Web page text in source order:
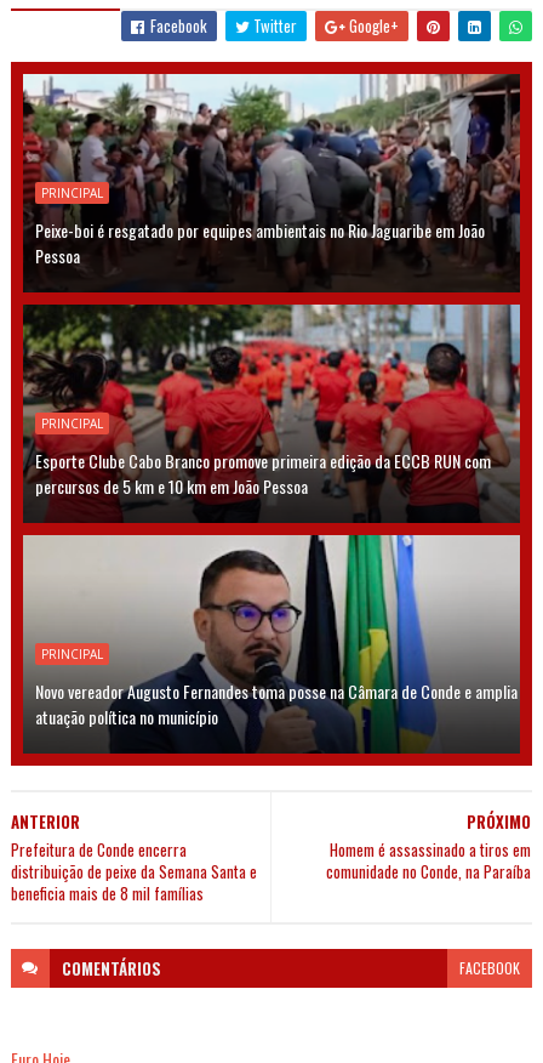
Facebook
Twitter Google+
PRINCIPAL
Peixe-boi é resgatado por equipes ambientais no Rio Jaguaribe em João
Pessoa
PRINCIPAL
Esporte Clube Cabo Branco promove primeira edição da ECCB RUN com
percursos de 5 km e 10 km em João Pessoa
PRINCIPAL
Novo vereador Augusto Fernandes toma posse na Câmara de Conde e amplia
atuação política no município
PRÓXIMO
Homem é assassinado a tiros em
comunidade no Conde, na Paraíba
ANTERIOR
Prefeitura de Conde encerra
distribuição de peixe da Semana Santa e
beneficia mais de 8 mil famílias
COMENTÁRIOS FACEBOOK